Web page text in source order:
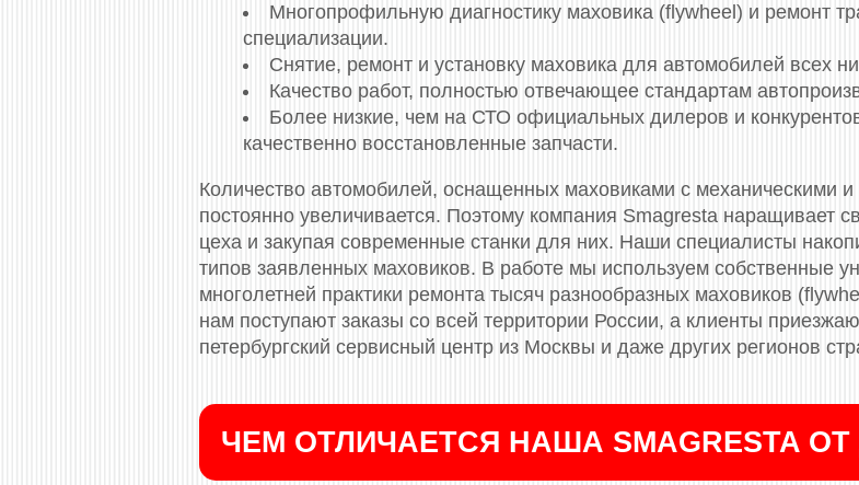
Многопрофильную диагностику маховика (flywheel) и ремонт
специализации.
Снятие, ремонт и установку маховика для автомобилей всех
Качество работ, полностью отвечающее стандартам
Более низкие, чем на СТО официальных дилеров и
качественно восстановленные запчасти.
Количество автомобилей, оснащенных маховиками c механическими
постоянно увеличивается. Поэтому компания Smagresta наращивает
цеха и закупая современные станки для них. Наши специалисты
типов заявленных маховиков. В работе мы используем собственные
многолетней практики ремонта тысяч разнообразных маховиков
нам поступают заказы со всей территории России, а клиенты
петербургский сервисный центр из Москвы и даже других регионов
ЧЕМ ОТЛИЧАЕТСЯ НАША SMAGRESTA